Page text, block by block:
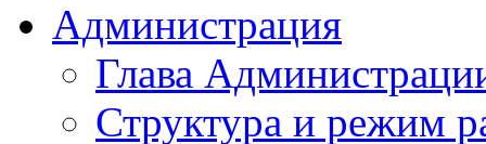
Администрация
Глава
Структура и режим